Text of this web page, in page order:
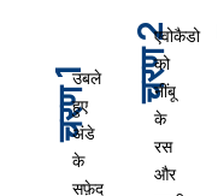
चरण 1
उबले
हुए
अंडे
के
सफ़ेद
चरण 2एवोकैडो
को
नींबू
के
रस
और